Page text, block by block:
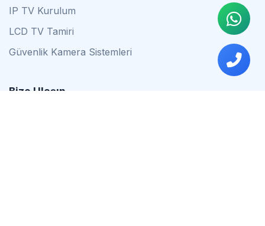
IP TV Kurulum
LCD TV Tamiri
Güvenlik Kamera Sistemleri
Bize Ulaşın